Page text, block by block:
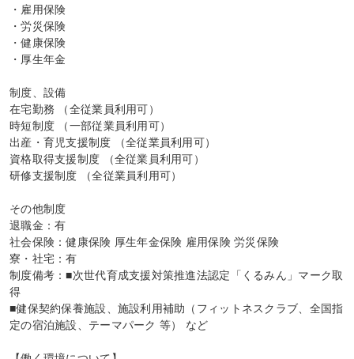
・雇用保険
・労災保険
・健康保険
・厚生年金
制度、設備
在宅勤務 （全従業員利用可）
時短制度 （一部従業員利用可）
出産・育児支援制度 （全従業員利用可）
資格取得支援制度 （全従業員利用可）
研修支援制度 （全従業員利用可）
その他制度
退職金：有
社会保険：健康保険 厚生年金保険 雇用保険 労災保険
寮・社宅：有
制度備考：■次世代育成支援対策推進法認定「くるみん」マーク取
得
■健保契約保養施設、施設利用補助（フィットネスクラブ、全国指
定の宿泊施設、テーマパーク 等） など